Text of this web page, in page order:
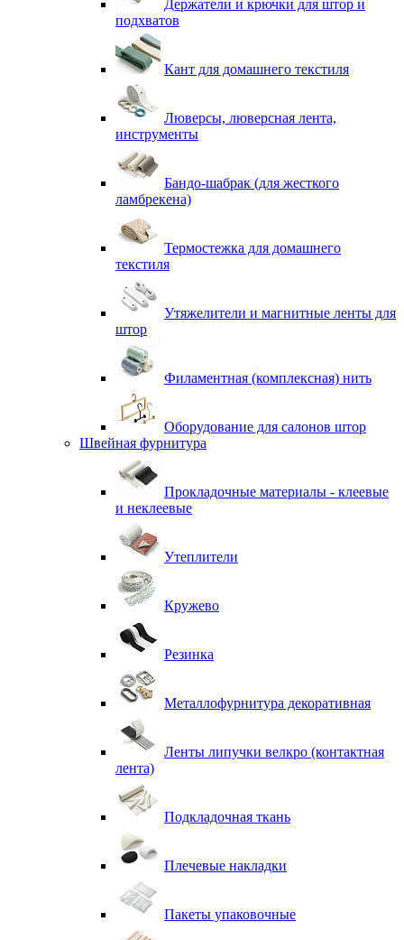
Держатели и крючки для штор и
подхватов
Кант для домашнего текстиля
Люверсы, люверсная лента,
инструменты
Бандо-шабрак (для жесткого
ламбрекена)
Термостежка для домашнего
текстиля
Утяжелители и магнитные ленты для
штор
Филаментная (комплексная) нить
Оборудование для салонов штор
Швейная фурнитура
Прокладочные материалы - клеевые
и неклеевые
Утеплители
Кружево
Резинка
Металлофурнитура декоративная
Ленты липучки велкро (контактная
лента)
Подкладочная ткань
Плечевые накладки
Пакеты упаковочные